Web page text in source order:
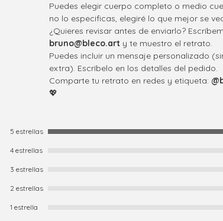
Puedes elegir cuerpo completo o medio
no lo especificas, elegiré lo que mejor se
¿Quieres revisar antes de enviarlo?
bruno@bleco.art y te muestro el retrato.
Puedes incluir un mensaje personalizado
extra). Escríbelo en los detalles del pedido.
Comparte tu retrato en redes y etiqueta:
💖
5 estrellas
4 estrellas
3 estrellas
2 estrellas
1 estrella